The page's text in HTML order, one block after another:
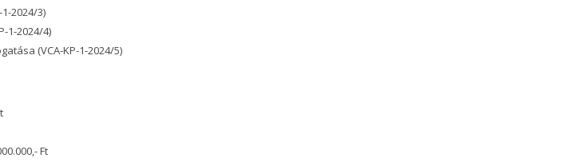
2024/3)
1-2024/4)
(VCA-KP-1-2024/5)
Ft